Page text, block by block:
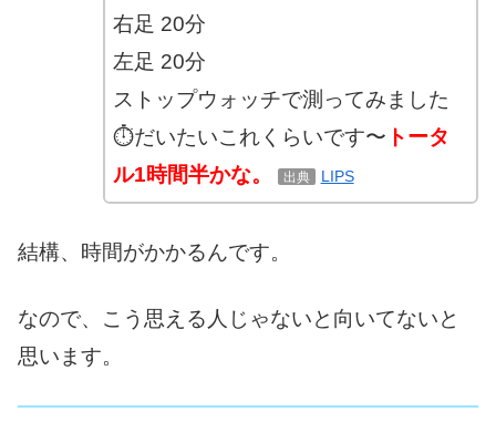
右足 20分
左足 20分
ストップウォッチで測ってみました
⏱だいたいこれくらいです〜 トータ
ル1時間半かな。
出典 LIPS
結構、時間がかかるんです。
なので、こう思える人じゃないと向いてないと
思います。